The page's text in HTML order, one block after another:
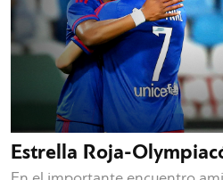
Estrella Roja-